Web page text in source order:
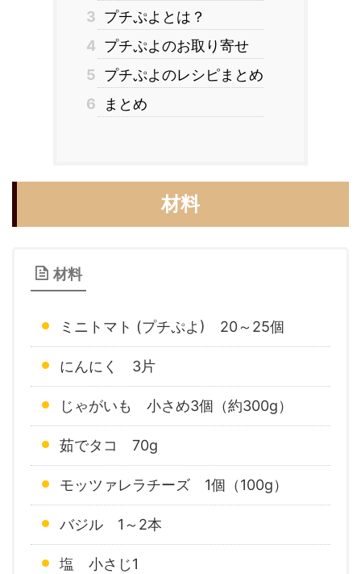
3 プチぷよとは？
4 プチぷよのお取り寄せ
5 プチぷよのレシピまとめ
6
まとめ
材料
材料
ミニトマト (プチぷよ) 20～25個
にんにく 3片
じゃがいも 小さめ3個（約300g）
茹でタコ 70g
モッツァレラチーズ 1個（100g）
バジル 1～2本
塩 小さじ1